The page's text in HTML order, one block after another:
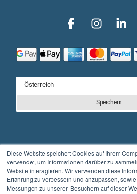
Diese Website speichert Cookies auf Ihrem
verwendet, um Informationen darüber zu
Website interagieren. Wir verwenden diese
Erfahrung zu verbessern und anzupassen,
Messungen zu unseren Besuchern auf dieser
Speichern
© Full Balance
Kontakt
Impressum